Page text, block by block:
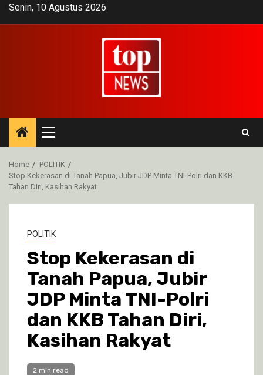
SkipSenin, 10 Agustus 2026
Primary
Menu
Home
POLITIK
Stop Kekerasan di Tanah Papua, Jubir JDP Minta TNI-Polri dan KKB
Tahan Diri, Kasihan Rakyat
POLITIK
Stop Kekerasan di
Tanah Papua, Jubir
JDP Minta TNI-Polri
dan KKB Tahan Diri,
Kasihan Rakyat
2 min read